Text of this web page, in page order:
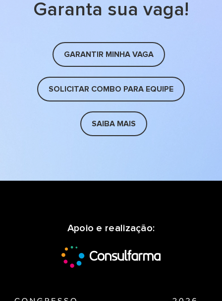
Garanta sua vaga!
GARANTIR MINHA VAGA
SOLICITAR COMBO PARA EQUIPE
SAIBA MAIS
Apoio e realização: